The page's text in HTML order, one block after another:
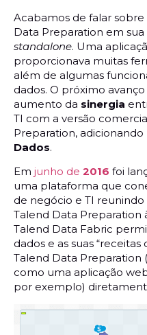
Acabamos de falar
Data Preparation em
standalone. Uma
proporcionava muitas
além de algumas
dados. O próximo
aumento da sinergia
TI com a versão
Preparation, adicionando
Dados.
Em junho de 2016 foi
uma plataforma que
de negócio e TI
Talend Data Preparation
Talend Data Fabric
dados e as suas
Talend Data Preparation
como uma aplicação
por exemplo)